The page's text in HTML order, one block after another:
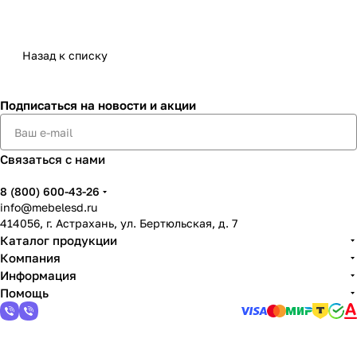
Назад к списку
Подписаться на новости и акции
Связаться с нами
8 (800) 600-43-26
info@mebelesd.ru
414056, г. Астрахань, ул. Бертюльская, д. 7
Каталог продукции
Компания
Информация
Помощь